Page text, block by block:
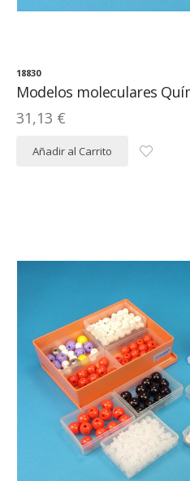
18830
Modelos moleculares
31,13 €
Añadir al Carrito